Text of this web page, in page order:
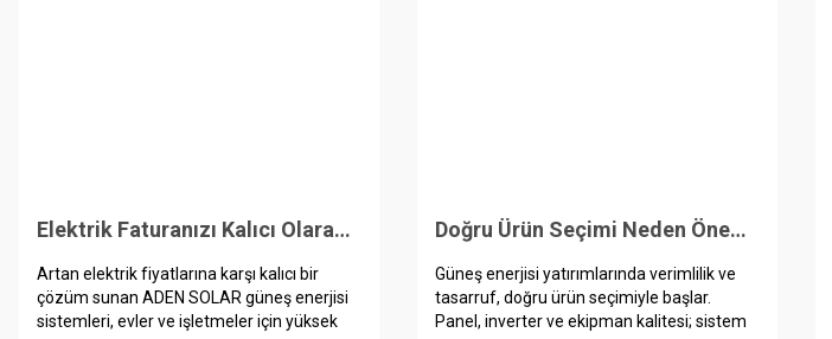
Elektrik Faturanızı Kalıcı Olarak Nasıl Düşürebilirsiniz?
Artan elektrik fiyatlarına karşı kalıcı bir
çözüm sunan ADEN SOLAR güneş enerjisi
sistemleri, evler ve işletmeler için yüksek
Doğru Ürün Seçimi Neden Önemli?
Güneş enerjisi yatırımlarında verimlilik ve
tasarruf, doğru ürün seçimiyle başlar.
Panel, inverter ve ekipman kalitesi; sistem